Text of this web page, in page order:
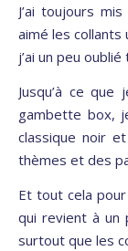
J’ai toujours mis des jupes ou des robes et j’ai toujours
aimé les collants
j’ai un peu
Jusqu’à ce que
gambette box,
classique noir
thèmes et des
Et tout cela
qui revient à un
surtout que les